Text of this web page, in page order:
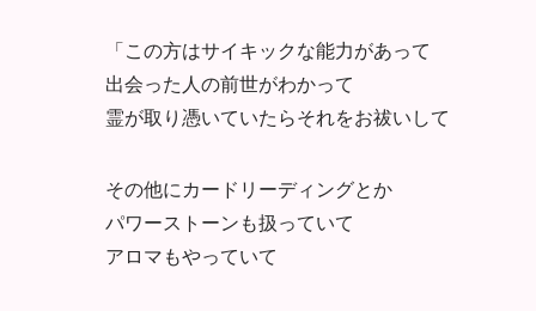
「この方はサイキックな能力があって
出会った人の前世がわかって
霊が取り憑いていたらそれをお祓いして
その他にカードリーディングとか
パワーストーンも扱っていて
アロマもやっていて